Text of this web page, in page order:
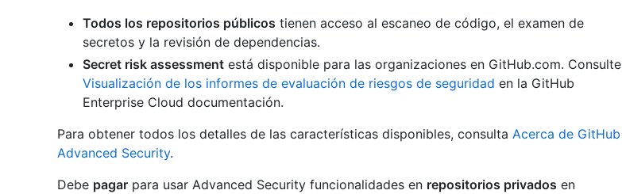
Todos los repositorios públicos tienen acceso al escaneo de código, el examen de
secretos y la revisión de dependencias.
Secret risk assessment está disponible para las organizaciones en GitHub.com. Consulte
Visualización de los informes de evaluación de riesgos de seguridad en la GitHub
Enterprise Cloud documentación.
Para obtener todos los detalles de las características disponibles, consulta Acerca de GitHub
Advanced Security.
Debe pagar para usar Advanced Security funcionalidades en repositorios privados en